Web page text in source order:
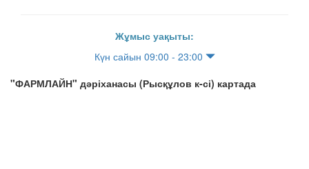
Жұмыс уақыты:
Күн сайын 09:00 - 23:00
"ФАРМЛАЙН" дәріханасы (Рысқұлов к-сі) картада